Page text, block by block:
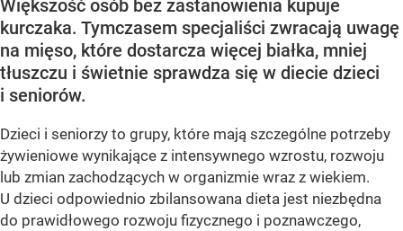
Większość osób bez zastanowienia kupuje
kurczaka. Tymczasem specjaliści zwracają uwagę
na mięso, które dostarcza więcej białka, mniej
tłuszczu i świetnie sprawdza się w diecie dzieci
i seniorów.
Dzieci i seniorzy to grupy, które mają szczególne potrzeby
żywieniowe wynikające z intensywnego wzrostu, rozwoju
lub zmian zachodzących w organizmie wraz z wiekiem.
U dzieci odpowiednio zbilansowana dieta jest niezbędna
do prawidłowego rozwoju fizycznego i poznawczego,